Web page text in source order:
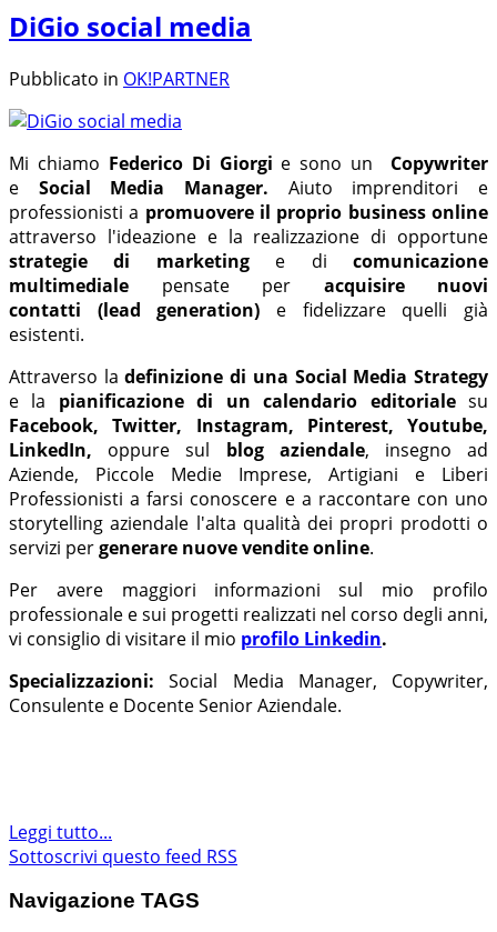
DiGio social media
Pubblicato in OK!PARTNER
Mi chiamo Federico Di Giorgi e sono un Copywriter
e Social Media Manager. Aiuto imprenditori e
professionisti a promuovere il proprio business online
attraverso l'ideazione e la realizzazione di opportune
strategie di marketinge dicomunicazione
multimediale pensate per acquisire nuovi
contatti
(lead generation) e fidelizzare quelli già
esistenti.
Attraverso ladefinizione di una Social Media Strategy
e la pianificazione di un calendario editorialesu
Facebook,
Twitter, Instagram, Pinterest, Youtube,
LinkedIn, oppure sul blog aziendale, insegno ad
Aziende, Piccole Medie Imprese, Artigiani e Liberi
Professionisti a farsi conoscere e a raccontare con uno
storytelling aziendale l'alta qualità dei propri prodotti o
servizi pergenerare nuove vendite online.
Per avere maggiori informazioni sul mio profilo
professionale e sui progetti realizzati nel corso degli anni,
vi consiglio di visitare il mio profilo Linkedin.
Specializzazioni:Social Media Manager, Copywriter,
Consulente e Docente Senior Aziendale.
Leggi tutto...
Sottoscrivi questo feed RSS
Navigazione TAGS